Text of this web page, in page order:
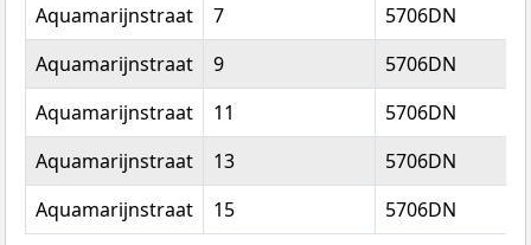
Aquamarijnstraat
7 5706DN
Aquamarijnstraat
9 5706DN
Aquamarijnstraat
11 5706DN
Aquamarijnstraat
13 5706DN
Aquamarijnstraat
15 5706DN